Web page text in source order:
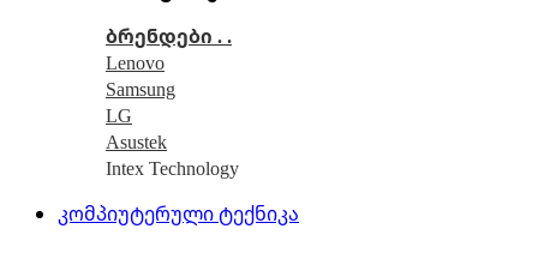
ბრენდები . .
Lenovo
Samsung
LG
Asustek
Intex Technology
კომპიუტერული ტექნიკა